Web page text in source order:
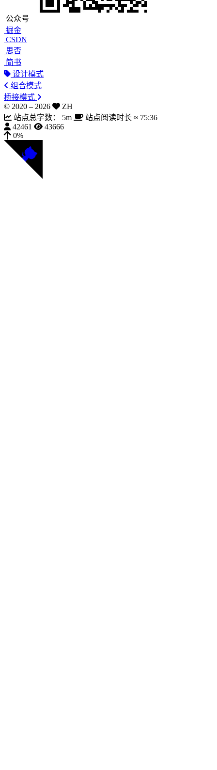
公众号
掘金
CSDN
思否
简书
设计模式
组合模式
桥接模式
© 2020 – 2026
ZH
站点总字数：
5m 站点阅读时长 ≈ 75:36
42461
43666
0%